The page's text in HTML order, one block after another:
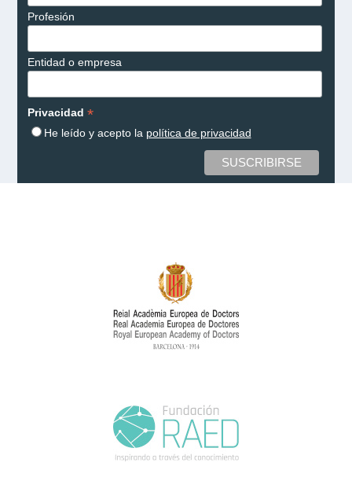
Profesión
Entidad o empresa
Privacidad *
He leído y acepto la política de privacidad